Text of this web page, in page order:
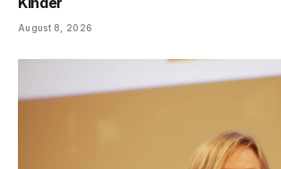
August 8, 2026